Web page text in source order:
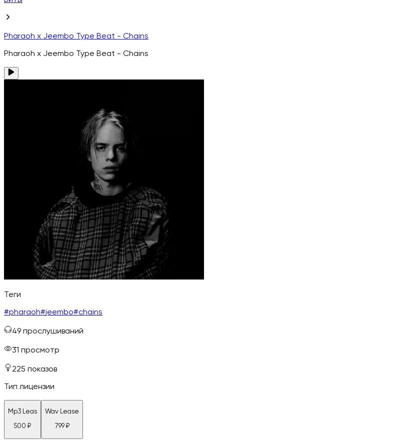
Pharaoh x Jeembo Type Beat - Chains
Pharaoh x Jeembo Type Beat - Chains
Теги
#pharaoh#jeembo#chains
49 прослушиваний
31 просмотр
225 показов
Тип лицензии
Mp3 Leas
500 ₽
Wav Lease
799₽